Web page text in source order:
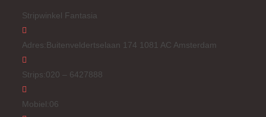
Stripwinkel Fantasia
Adres: Buitenveldertselaan 174 1081 AC Amsterdam
Strips: 020 – 6427888
Mobiel: 06